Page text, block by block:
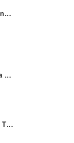
…
T…